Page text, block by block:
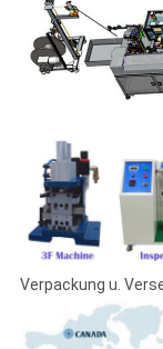
Verpackung u.